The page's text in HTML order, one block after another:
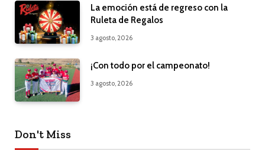
La emoción está de regreso con la
Ruleta de Regalos
3 agosto, 2026
¡Con todo por el campeonato!
3 agosto, 2026
Don't Miss